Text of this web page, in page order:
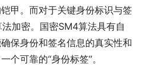
甲。而对于关键身份标识与签
加密。国密SM4算法具有自
保身份和签名信息的真实性和
个可靠的“身份标签”。